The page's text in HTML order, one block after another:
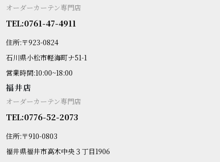
オーダーカーテン専門店
TEL:0761-47-4911
住所:〒923-0824
石川県小松市軽海町ナ51-1
営業時間:10:00~18:00
福井店
オーダーカーテン専門店
TEL:0776-52-2073
住所:〒910-0803
福井県福井市高木中央３丁目1906